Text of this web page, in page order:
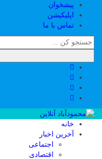
پیشخوان
اپلیکیشن
تماس با ما
خانه
آخرین اخبار
اجتماعی
اقتصادی